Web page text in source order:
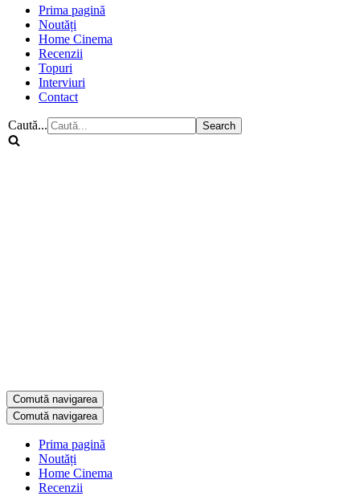
Prima pagină
Noutăți
Home Cinema
Recenzii
Topuri
Interviuri
Contact
Caută...
Comută navigarea
Comută navigarea
Prima pagină
Noutăți
Home Cinema
Recenzii